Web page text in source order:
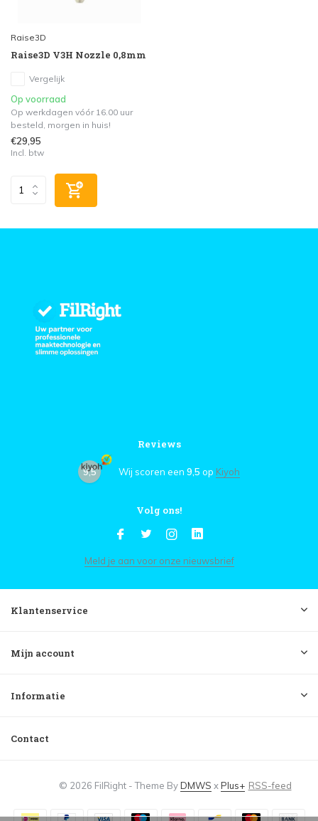
Raise3D
Raise3D V3H Nozzle 0,8mm
Vergelijk
Op voorraad
Op werkdagen vóór 16.00 uur
besteld, morgen in huis!
€29,95
Incl. btw
Reviews
9,5 Wij scoren een 9,5 op Kiyoh
Volg ons!
Meld je aan voor onze nieuwsbrief
Klantenservice
Mijn account
Informatie
Contact
© 2026 FilRight - Theme ByDMWS xPlus+ RSS-feed